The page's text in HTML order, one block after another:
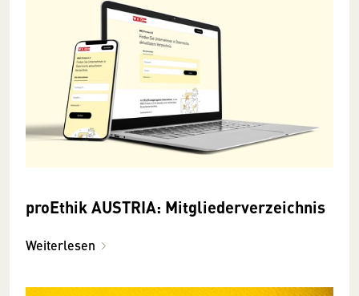
proEthik AUSTRIA: Mitgliederverzeichnis
Weiterlesen